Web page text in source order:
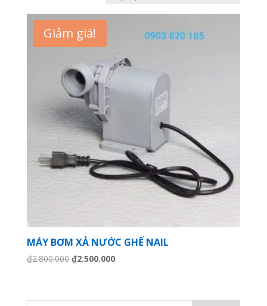
Giảm giá!
MÁY BƠM XẢ NƯỚC GHẾ NAIL
₫2.800.000 Giá
₫2.800.000.
₫2.500.000Giá
là: